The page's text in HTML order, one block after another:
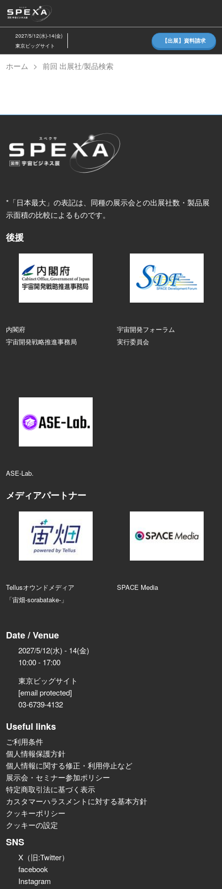
キ
ッ
し
て
2027/5/12(水)-14(金)
東京ビッグサイト
【出展】資料請求
ホーム 前回 出展社/製品検索
*「日本最大」の表記は、同種の展示会との出展社数・製品展
示面積の比較によるものです。
後援
内閣府
宇宙開発戦略推進事務局
宇宙開発フォーラム
実行委員会
ASE‑Lab.
メディアパートナー
Tellusオウンドメディア
「宙畑-sorabatake-」
SPACE Media
Date / Venue
2027/5/12(水) - 14(金)
10:00 - 17:00
東京ビッグサイト
[email protected]
03-6739-4132
Useful links
ご利用条件
個人情報保護方針
個人情報に関する修正・利用停止など
展示会・セミナー参加ポリシー
特定商取引法に基づく表示
カスタマーハラスメントに対する基本方針
クッキーポリシー
クッキーの設定
SNS
X（旧:Twitter）
facebook
Instagram